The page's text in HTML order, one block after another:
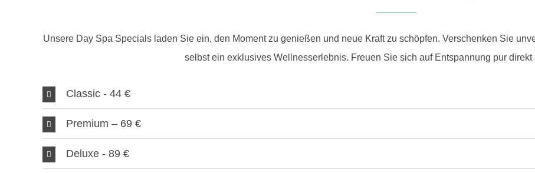
Unsere Day Spa Specials laden Sie ein, den Moment zu genießen und neue Kraft zu schöpfen. Verschenken Sie
selbst ein exklusives Wellnesserlebnis. Freuen Sie sich auf Entspannung pur direkt
Classic - 44 €
Premium – 69 €
Deluxe - 89 €